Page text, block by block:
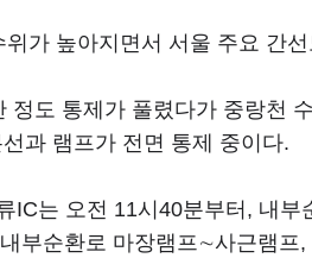
가 높아지면서 서울 주요 간
정도 통제가 풀렸다가 중랑천
과 램프가 전면 통제 중이다.
IC는 오전 11시40분부터, 내
부순환로 마장램프∼사근램프